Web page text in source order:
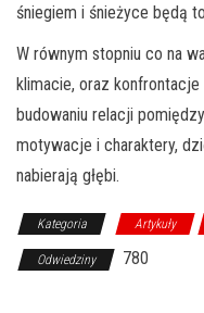
śniegiem i śnieżyce będą
W równym stopniu co na
klimacie, oraz
budowaniu relacji
motywacje i charaktery,
nabierają głębi.
Kategoria Artykuły
Odwiedziny 780